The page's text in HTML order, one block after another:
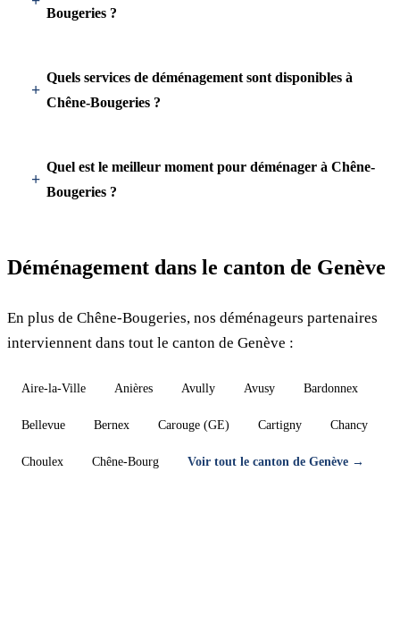
Bougeries ?
Quels services de déménagement sont disponibles à
Chêne-Bougeries ?
Quel est le meilleur moment pour déménager à Chêne-
Bougeries ?
Déménagement dans le canton de Genève
En plus de Chêne-Bougeries, nos déménageurs partenaires
interviennent dans tout le canton de Genève :
Aire-la-Ville Anières Avully Avusy Bardonnex
Bellevue Bernex Carouge (GE) Cartigny Chancy
Choulex Chêne-Bourg Voir tout le canton de Genève →